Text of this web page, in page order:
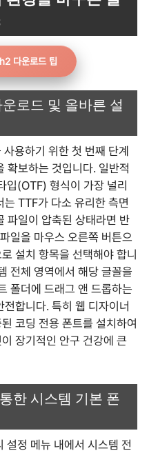
다운로드 팁
로드 및 올바른 설
용하기 위한 첫 번째 단계
확보하는 것입니다. 일반적
입(OTF) 형식이 가장 널리
TTF가 다소 유리한 측면
파일이 압축된 상태라면 반
일을 마우스 오른쪽 버튼으
설치 항목을 선택해야 합니
전체 영역에서 해당 글꼴을
폴더에 드래그 앤 드롭하는
합니다. 특히 웹 디자이너
코딩 전용 폰트를 설치하여
장기적인 안구 건강에 큰
한 시스템 기본 폰
설정 메뉴 내에서 시스템 전